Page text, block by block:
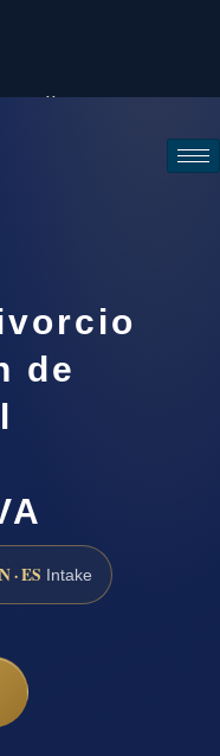
Call (888) 437-7747
de
· ES Intake